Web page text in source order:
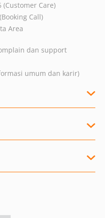
(Customer Care)
Call)
Area
dan support
umum dan karir)